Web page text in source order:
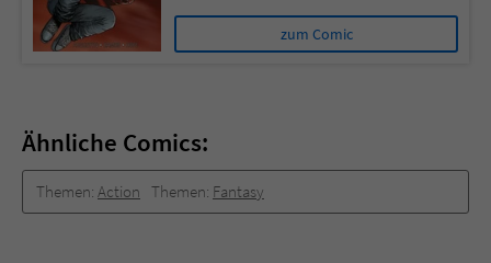
zum Comic
Ähnliche Comics:
Themen: Action Themen: Fantasy